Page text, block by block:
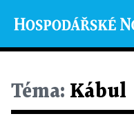
Téma: Kábul